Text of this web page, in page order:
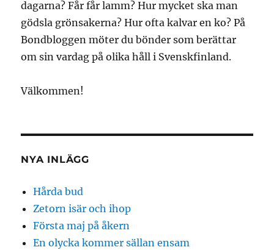
dagarna? Får får lamm? Hur mycket ska man
gödsla grönsakerna? Hur ofta kalvar en ko? På
Bondbloggen möter du bönder som berättar
om sin vardag på olika håll i Svenskfinland.
Välkommen!
NYA INLÄGG
Hårda bud
Zetorn isär och ihop
Första maj på åkern
En olycka kommer sällan ensam